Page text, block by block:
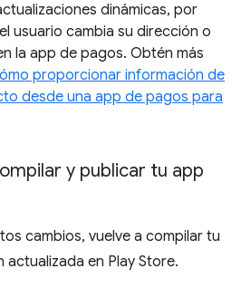
dinámicas, por
usuario cambia su dirección o
la app de pagos. Obtén más
proporcionar información de
desde una app de pagos para
y publicar tu app
cambios, vuelve a compilar tu
actualizada en Play Store.